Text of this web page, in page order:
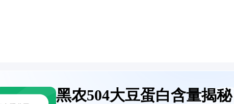
黑农504大豆蛋白含量揭秘